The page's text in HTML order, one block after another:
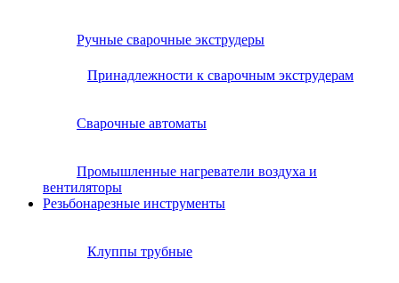
Ручные сварочные экструдеры
Принадлежности к сварочным экструдерам
Сварочные автоматы
Промышленные нагреватели воздуха и
вентиляторы
Резьбонарезные инструменты
Клуппы трубные